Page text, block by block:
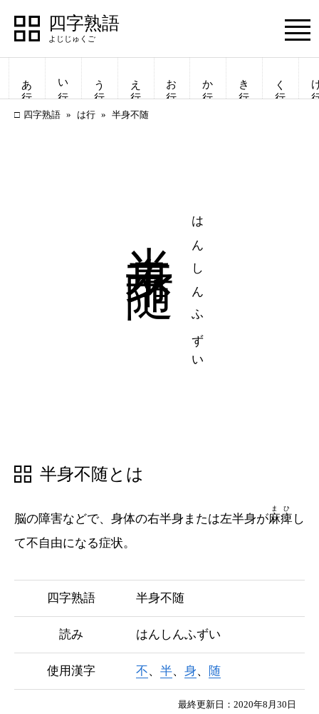
四字熟語
四字熟語
一覧表示
Menu
あ行 い行 う行 え行 お行 か行 き行 く行
四字熟語 は行 半身不随
はんしんふずい
半身不随とは
脳の障害などで、身体の右半身または左半身が麻痺
まひ
し
て不自由になる症状。
四字熟語 半身不随
読み はんしんふずい
使用漢字 不、 半、 身、 随
最終更新日：2020年8月30日
四字熟語
一覧表示